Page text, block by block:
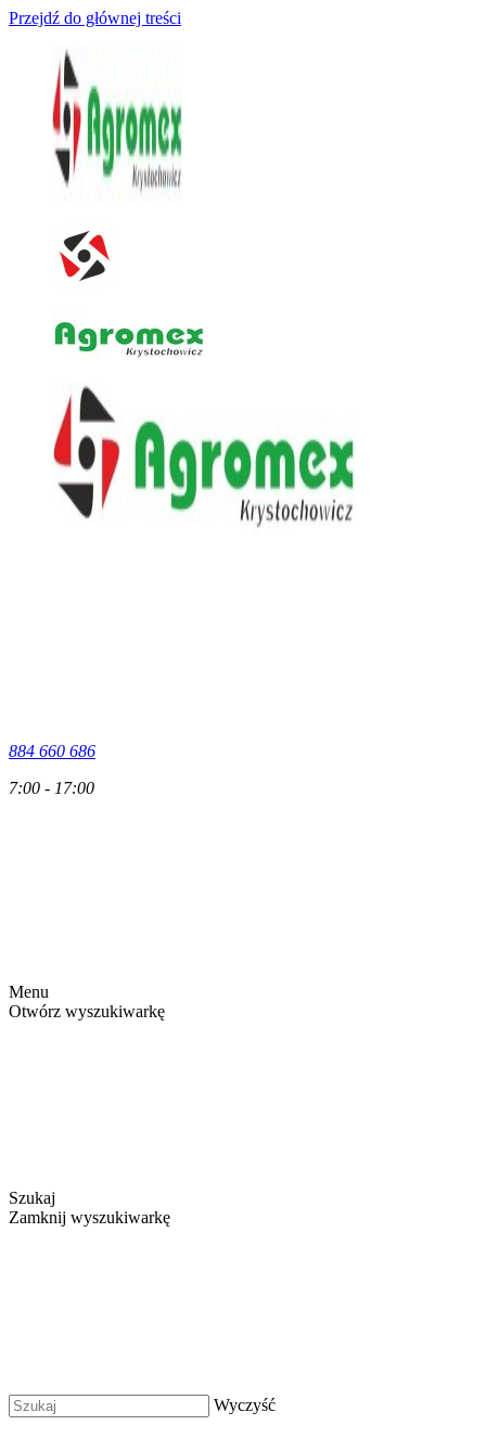
Przejdź do głównej treści
884 660 686
7:00 - 17:00
Menu
Otwórz wyszukiwarkę
Szukaj
Zamknij wyszukiwarkę
Wyczyść